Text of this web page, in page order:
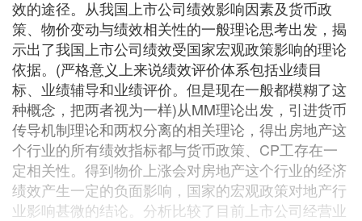
效的途径。从我国上市公司绩效影响因素及货币政
策、物价变动与绩效相关性的一般理论思考出发，揭
示出了我国上市公司绩效受国家宏观政策影响的理论
依据。(严格意义上来说绩效评价体系包括业绩目
标、业绩辅导和业绩评价。但是现在一般都模糊了这
种概念，把两者视为一样)从MM理论出发，引进货币
传导机制理论和两权分离的相关理论，得出房地产这
个行业的所有绩效指标都与货币政策、CP工存在一
定相关性。得到物价上涨会对房地产这个行业的经济
绩效产生一定的负面影响，国家的宏观政策对地产行
业影响甚微的结论。分析比较了目前上市公司经营业